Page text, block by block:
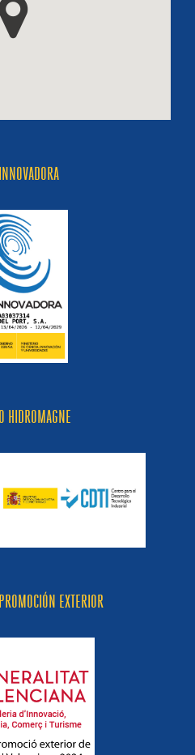
HIDROMAGNE
EXTERIOR